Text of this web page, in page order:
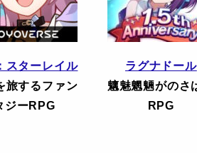
スターレイル
旅するファン
ジーRPG
ラグナドール
魑魅魍魎がのさ
RPG